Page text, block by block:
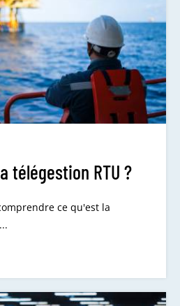
télégestion RTU ?
ce qu'est la